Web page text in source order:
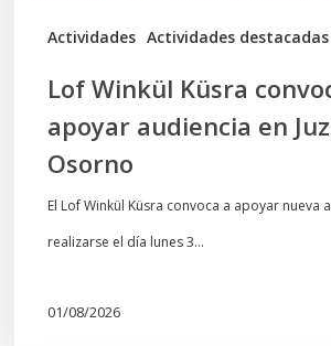
Actividades Actividades destacadas
Lof Winkül Küsra
apoyar audiencia en
Osorno
El Lof Winkül Küsra convoca a apoyar nueva
realizarse el día lunes 3…
01/08/2026